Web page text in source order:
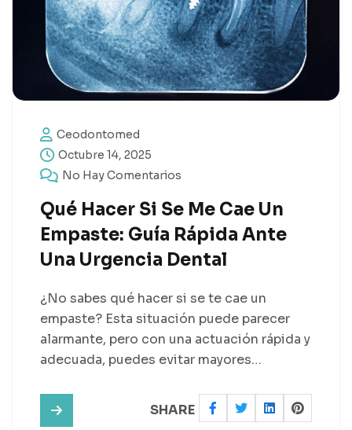
Ceodontomed
Octubre 14, 2025
No Hay Comentarios
Qué Hacer Si Se Me Cae Un
Empaste: Guía Rápida Ante
Una Urgencia Dental
¿No sabes qué hacer si se te cae un
empaste? Esta situación puede parecer
alarmante, pero con una actuación rápida y
adecuada, puedes evitar mayores…
SHARE